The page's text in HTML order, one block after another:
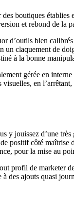
des boutiques
et rebond de la
d’outils bien
claquement de
à la bonne
gérée en
en l’arrêtant,
y jouissez d’une
positif côté
pour la mise au
profil de marketer
des ajouts quasi